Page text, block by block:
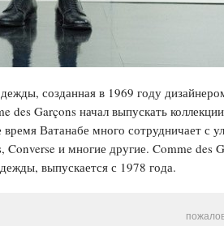
созданная в 1969 году
des Garçons начал выпускать
Ватанабе много сотрудничает с
и многие другие. Comme des
выпускается с 1978 года.